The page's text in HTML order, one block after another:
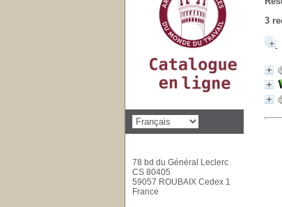
3
78 bd du Général Leclerc
CS 80405
59057 ROUBAIX Cedex 1
France